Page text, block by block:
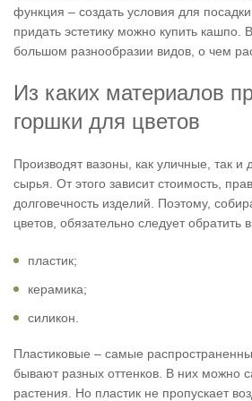
функция – создать условия для
придать эстетику можно купить кашпо.
большом разнообразии видов, о чем
Из каких материалов
горшки для цветов
Производят вазоны, как уличные, так и
сырья. От этого зависит стоимость,
долговечность изделий. Поэтому,
цветов, обязательно следует
пластик;
керамика;
силикон.
Пластиковые – самые
бывают разных оттенков. В них можно
растения. Но пластик не пропускает